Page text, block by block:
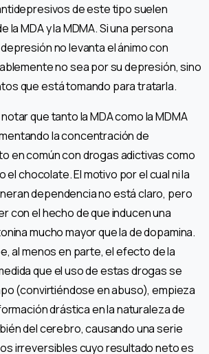
de este tipo suelen
la MDA y la MDMA. Si una persona
no levanta el ánimo con
no sea por su depresión, sino
que está tomando para tratarla.
que tanto la MDA como la MDMA
la concentración de
en común con drogas adictivas como
el chocolate. El motivo por el cual ni la
dependencia no está claro, pero
con el hecho de que inducen una
mucho mayor que la de dopamina.
al menos en parte, el efecto de la
que el uso de estas drogas se
(convirtiéndose en abuso), empieza
drástica en la naturaleza de
del cerebro, causando una serie
irreversibles cuyo resultado neto es